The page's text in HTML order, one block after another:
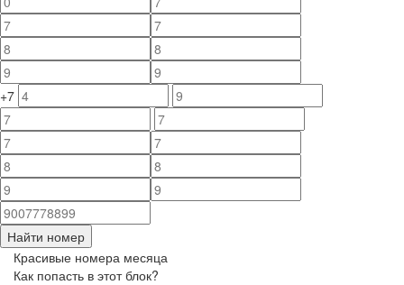
+7
Найти номер
Красивые номера месяца
Как попасть в этот блок?